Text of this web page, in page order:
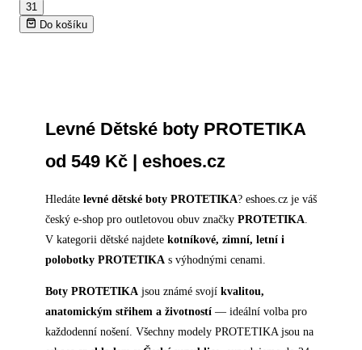
31
Do košíku
Levné Dětské boty PROTETIKA
od 549 Kč | eshoes.cz
Hledáte levné dětské boty PROTETIKA? eshoes.cz je váš
český e-shop pro outletovou obuv značky PROTETIKA
V kategorii dětské najdete kotníkové, zimní, letní i
polobotky PROTETIKA s výhodnými cenami.
Boty PROTETIKA jsou známé svojí kvalitou,
anatomickým střihem a životností — ideální volba pro
každodenní nošení. Všechny modely PROTETIKA jsou na